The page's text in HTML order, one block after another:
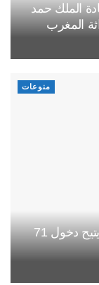
الملك حمد
المغرب
منوعات
الجواز المغربي يحتل المرتبة 67 عالمياً ويتيح دخول 71